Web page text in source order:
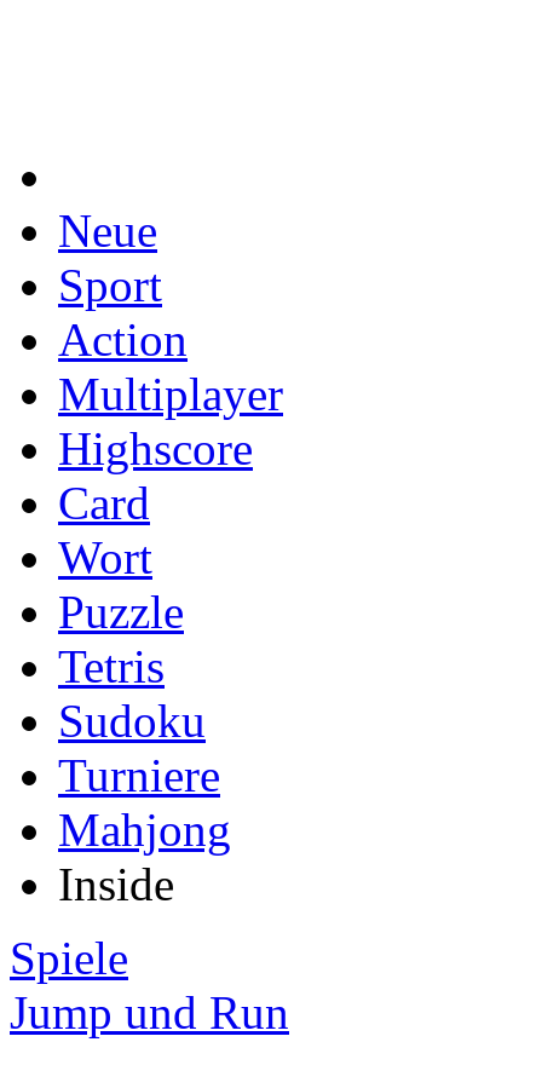
Neue
Sport
Action
Multiplayer
Highscore
Card
Wort
Puzzle
Tetris
Sudoku
Turniere
Mahjong
Inside
Spiele
Jump und Run